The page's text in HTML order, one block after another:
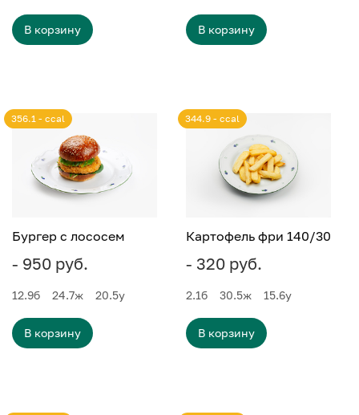
В корзину В корзину
Бургер с лососем
- 950 руб.
356.1 - ccal
12.9б 24.7ж 20.5у
В корзину
Картофель фри 140/30
- 320 руб.
344.9 - ccal
2.1б 30.5ж 15.6у
В корзину